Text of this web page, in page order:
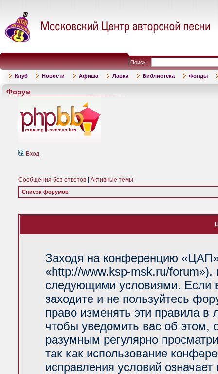
Поиск:
Клуб Новости Афиша Лавка Библиотека Фонды
Форум
Вход
Сообщения без ответов Активные темы
Список форумов
Заходя на конференцию
«http://www.ksp-msk.ru/forum»),
следующими условиями. Если
заходите и не пользуйтесь
право изменять эти правила
чтобы уведомить вас об
разумным регулярно
так как использование
исправления условий